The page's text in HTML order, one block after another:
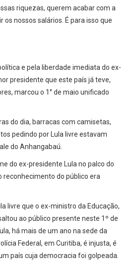
riquezas, querem acabar com a
os nossos salários. É para isso que
e pela liberdade imediata do ex-
presidente que este país já teve,
marcou o 1° de maio unificado
do dia, barracas com camisetas,
pedindo por Lula livre estavam
do Anhangabaú.
do ex-presidente Lula no palco do
reconhecimento do público era
livre que o ex-ministro da Educação,
ao público presente neste 1º de
há mais de um ano na sede da
Federal, em Curitiba, é injusta, é
país cuja democracia foi golpeada.